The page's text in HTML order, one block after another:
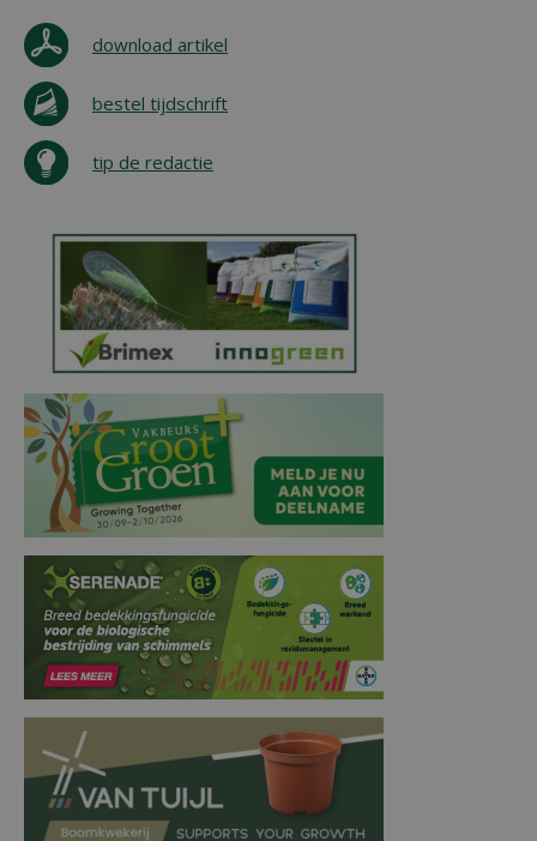
download artikel
bestel tijdschrift
tip de redactie